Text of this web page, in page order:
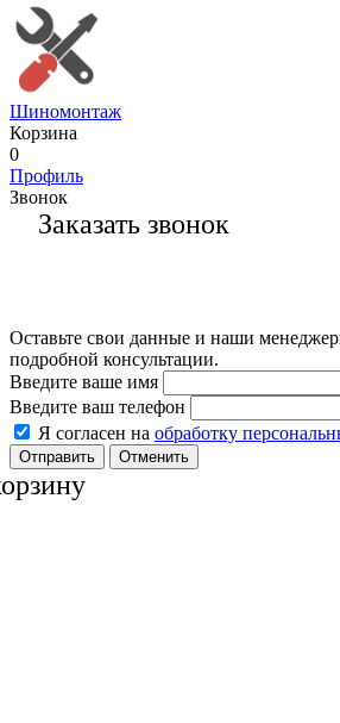
Шиномонтаж
Корзина
0
Профиль
Звонок
Заказать звонок
Оставьте свои данные и наши
подробной консультации.
Введите ваше имя
Введите ваш телефон
Я согласен на обработку
Отменить